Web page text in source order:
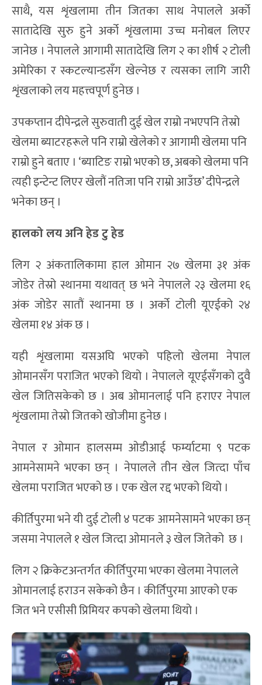
साथै, यस शृंखलामा तीन जितका साथ नेपालले अर्को
सातादेखि सुरु हुने अर्को शृंखलामा उच्च मनोबल लिएर
जानेछ । नेपालले आगामी सातादेखि लिग २ का शीर्ष २ टोली
अमेरिका र स्कटल्यान्डसँग खेल्नेछ र त्यसका लागि जारी
शृंखलाको लय महत्त्वपूर्ण हुनेछ ।
उपकप्तान दीपेन्द्रले सुरुवाती दुई खेल राम्रो नभएपनि तेस्रो
खेलमा ब्याटरहरूले पनि राम्रो खेलेको र आगामी खेलमा पनि
राम्रो हुने बताए । ‘ब्याटिङ राम्रो भएको छ, अबको खेलमा पनि
त्यही इन्टेन्ट लिएर खेलौं नतिजा पनि राम्रो आउँछ’ दीपेन्द्रले
भनेका छन् ।
हालको लय अनि हेड टु हेड
लिग २ अंकतालिकामा हाल ओमान २७ खेलमा ३१ अंक
जोडेर तेस्रो स्थानमा यथावत् छ भने नेपालले २३ खेलमा १६
अंक जोडेर सातौं स्थानमा छ । अर्को टोली यूएईको २४
खेलमा १४ अंक छ ।
यही शृंखलामा यसअघि भएको पहिलो खेलमा नेपाल
ओमानसँग पराजित भएको थियो । नेपालले यूएईसँगको दुवै
खेल जितिसकेको छ । अब ओमानलाई पनि हराएर नेपाल
शृंखलामा तेस्रो जितको खोजीमा हुनेछ ।
नेपाल र ओमान हालसम्म ओडीआई फर्म्याटमा ९ पटक
आमनेसामने भएका छन् । नेपालले तीन खेल जित्दा पाँच
खेलमा पराजित भएको छ । एक खेल रद्द भएको थियो ।
कीर्तिपुरमा भने यी दुई टोली ४ पटक आमनेसामने भएका छन्
जसमा नेपालले १ खेल जित्दा ओमानले ३ खेल जितेको छ ।
लिग २ क्रिकेटअन्तर्गत कीर्तिपुरमा भएका खेलमा नेपालले
ओमानलाई हराउन सकेको छैन । कीर्तिपुरमा आएको एक
जित भने एसीसी प्रिमियर कपको खेलमा थियो ।